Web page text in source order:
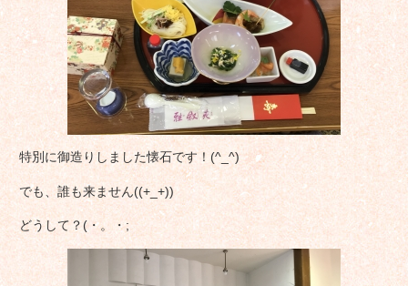
特別に御造りしました懐石です！(^_^)
でも、誰も来ません((+_+))
どうして？(・。・;